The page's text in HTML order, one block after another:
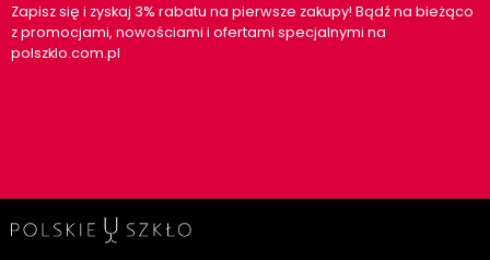
Zapisz się i zyskaj 3% rabatu na pierwsze zakupy! Bądź na bieżąco
z promocjami, nowościami i ofertami specjalnymi na
polszklo.com.pl